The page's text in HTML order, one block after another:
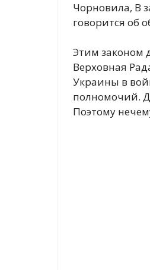
Чорновила, В
говорится об
Этим законом
Верховная
Украины в
полномочий.
Поэтому